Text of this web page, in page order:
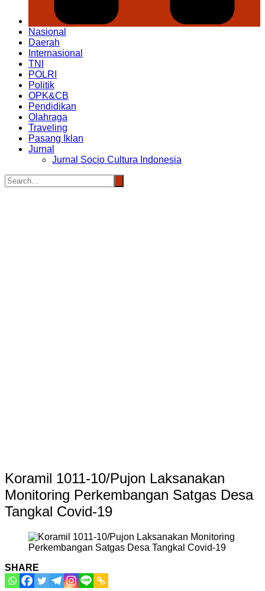
Nasional
Daerah
Internasional
TNI
POLRI
Politik
OPK&CB
Pendidikan
Olahraga
Traveling
Pasang Iklan
Jurnal
Jurnal Socio Cultura Indonesia
Koramil 1011-10/Pujon Laksanakan
Monitoring Perkembangan Satgas Desa
Tangkal Covid-19
SHARE